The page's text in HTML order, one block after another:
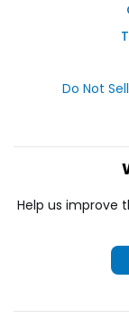
Do Not
Help us improve